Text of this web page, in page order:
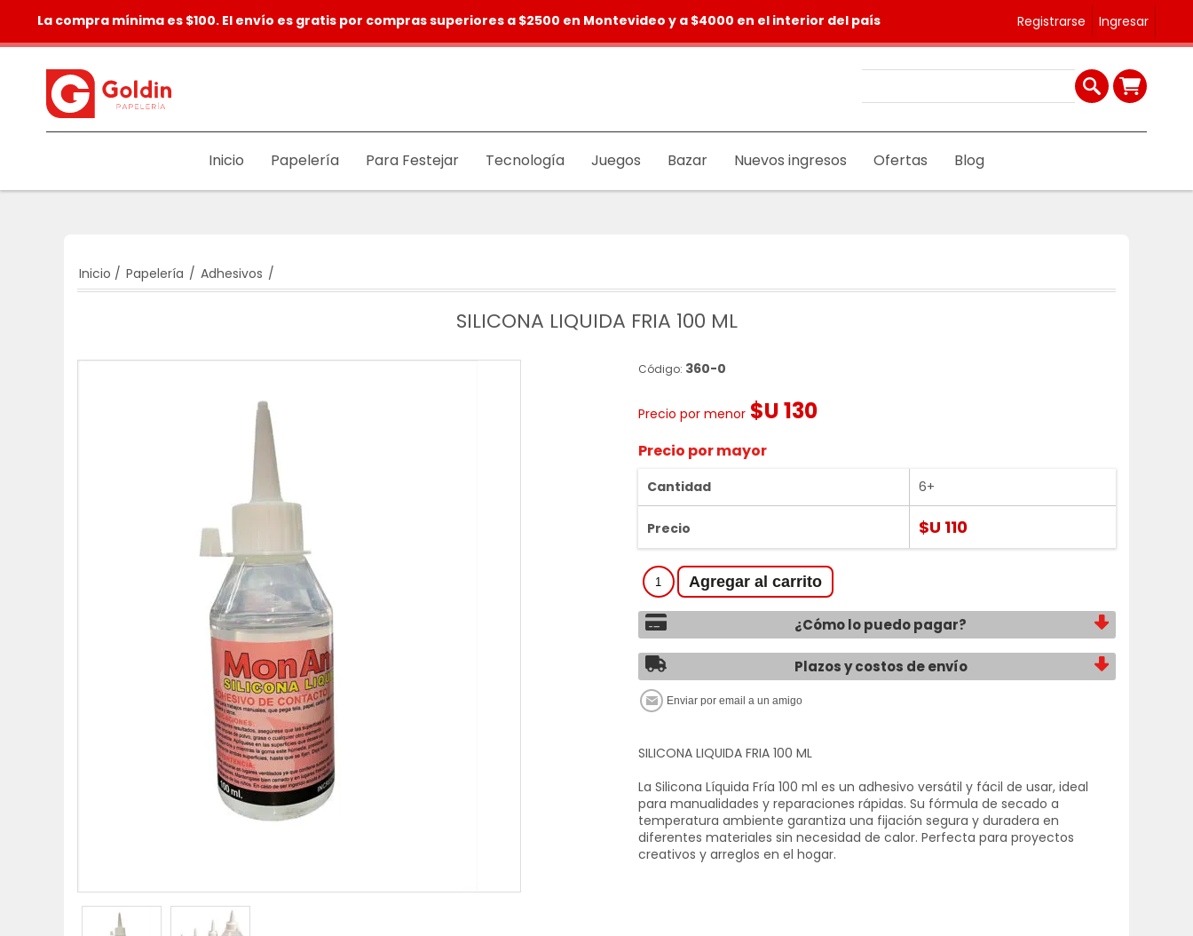
Registrarse Ingresar
La compra mínima es $100. El envío es gratis por compras superiores a $2500 en Montevideo y a $4000 en el interior del país
Inicio Papelería Para Festejar Tecnología Juegos Bazar Nuevos ingresos Ofertas Blog
Inicio / Papelería / Adhesivos /
SILICONA LIQUIDA FRIA 100 ML
Código: 360-0
Precio por menor $U 130
Precio por mayor
Cantidad 6+
Precio $U 110
¿Cómo lo puedo pagar?
Plazos y costos de envío
SILICONA LIQUIDA FRIA 100 ML
La Silicona Líquida Fría 100 ml es un adhesivo versátil y fácil de usar, ideal
para manualidades y reparaciones rápidas. Su fórmula de secado a
temperatura ambiente garantiza una fijación segura y duradera en
diferentes materiales sin necesidad de calor. Perfecta para proyectos
creativos y arreglos en el hogar.